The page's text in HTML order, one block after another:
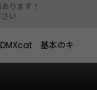
ります！
い
DMXcat 基本のキ